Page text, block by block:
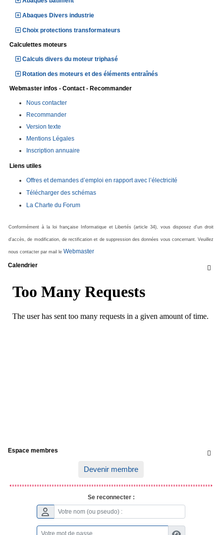
Abaques Divers industrie
Choix protections transformateurs
Calculettes moteurs
Calculs divers du moteur triphasé
Rotation des moteurs et des éléments entraînés
Webmaster infos - Contact - Recommander
Nous contacter
Recommander
Version texte
Mentions Légales
Inscription annuaire
Liens utiles
Offres et demandes d’emploi en rapport avec l’électricité
Télécharger des schémas
La Charte du Forum
Conformément à la loi française Informatique et Libertés (article 34), vous disposez d'un droit
d'accès, de modification, de rectification et de suppression des données vous concernant. Veuillez
nous contacter par mail le Webmaster

Calendrier

Espace membres
Devenir membre
Se reconnecter :